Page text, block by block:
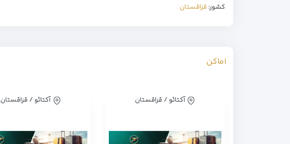
کشور:قزاقستان
اماکن
آکتائو / قزاقستان آکتائو / قزاقستان